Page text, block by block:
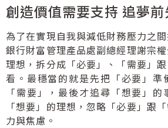
創造價值需要支持 追夢
為了在實現自我與減低財務壓力之
銀行財富管理產品處副總經理謝宗
理想，拆分成「必要」、「需要」
看。最穩當的就是先把「必要」準
「需要」，最後才追尋「想要」
「想要」的理想，忽略「必要」跟
力與焦慮。